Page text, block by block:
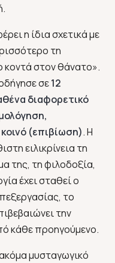
η ίδια σχετικά με
τη
κοντά στον θάνατο».
σε12
διαφορετικό
(επιβίωση). Η
ειλικρίνεια τη
της, τη φιλοδοξία,
έχει σταθεί ο
το
την
κάθε προηγούμενο.
μυσταγωγικό